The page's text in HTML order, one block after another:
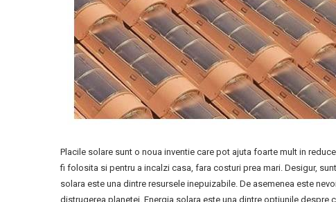
Placile solare sunt o noua inventie care pot ajuta foarte mult in
fi folosita si pentru a incalzi casa, fara costuri prea mari. Desigur,
solara este una dintre resursele inepuizabile. De asemenea este
distrugerea planetei. Energia solara este una dintre optiunile despre